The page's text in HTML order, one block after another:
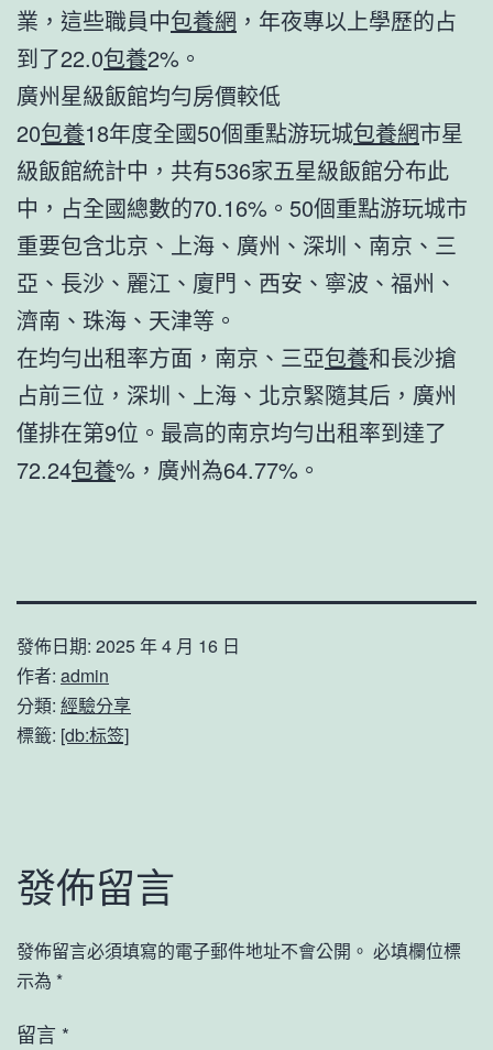
業，這些職員中包養網 ，年夜專以上學歷的占
到了22.0包養2%。
廣州星級飯館均勻房價較低
20包養18年度全國50個重點游玩城包養網市星
級飯館統計中，共有536家五星級飯館分布此
中，占全國總數的70.16%。50個重點游玩城市
重要包含北京、上海、廣州、深圳、南京、三
亞、長沙、麗江、廈門、西安、寧波、福州、
濟南、珠海、天津等。
在均勻出租率方面，南京、三亞包養和長沙搶
占前三位，深圳、上海、北京緊隨其后，廣州
僅排在第9位。最高的南京均勻出租率到達了
72.24包養%，廣州為64.77%。
發佈日期: 2025 年 4 月 16 日
作者: admin
分類: 經驗分享
標籤: [db:标签]
發佈留言
發佈留言必須填寫的電子郵件地址不會公開。 必填欄位標
示為 *
留言 *